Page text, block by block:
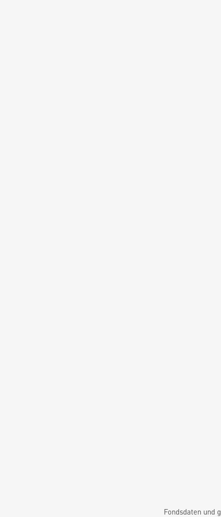
Fondsdaten und